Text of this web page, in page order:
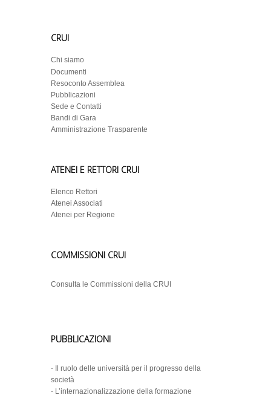
CRUI
Chi siamo
Documenti
Resoconto Assemblea
Pubblicazioni
Sede e Contatti
Bandi di Gara
Amministrazione Trasparente
ATENEI E RETTORI CRUI
Elenco Rettori
Atenei Associati
Atenei per Regione
COMMISSIONI CRUI
Consulta le Commissioni della CRUI
PUBBLICAZIONI
-
Il ruolo delle università per il progresso della
società
- L’internazionalizzazione della formazione